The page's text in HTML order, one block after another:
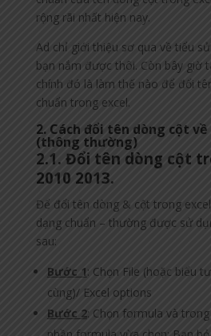
rộng rãi nhất hiện nay.
Ad chỉ giới thiệu sơ qua về tiểu
bạn nắm được thôi. Còn bây giờ
chính đó là làm thế nào để đổi
chuẩn trong excel.
2. Cách đổi tên dòng cột
(thông thường)
2.1. Đổi tên dòng cột
2010 2013.
Để đổi tên dòng & cột trong
dạng chuẩn – thường được sử
sau:
Bước 1: Chọn File (hoặc biểu
cùng)/ Excel options
Bước 2: Chọn formula và